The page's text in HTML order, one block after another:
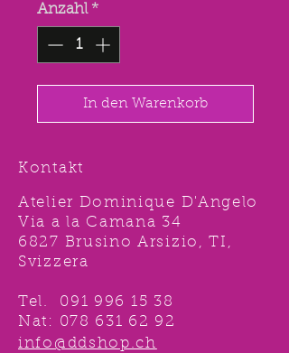
Anzahl *
In den Warenkorb
Kontakt
Atelier Dominique D'Angelo
Via a la Camana 34
6827 Brusino Arsizio, TI,
Svizzera
Tel. 091 996 15 38
Nat: 078 631 62 92
info@ddshop.ch